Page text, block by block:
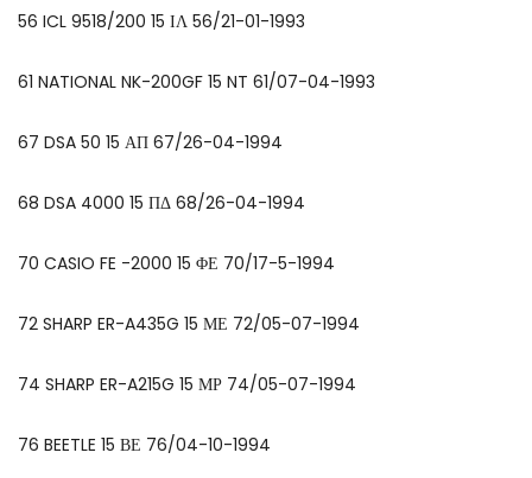
56 ICL 9518/200 15 ΙΛ 56/21-01-1993
61 NATIONAL NK-200GF 15 NT 61/07-04-1993
67 DSA 50 15 ΑΠ 67/26-04-1994
68 DSA 4000 15 ΠΔ 68/26-04-1994
70 CASIO FE -2000 15 ΦΕ 70/17-5-1994
72 SHARP ER-A435G 15 ΜΕ 72/05-07-1994
74 SHARP ER-A215G 15 ΜΡ 74/05-07-1994
76 BEETLE 15 ΒΕ 76/04-10-1994